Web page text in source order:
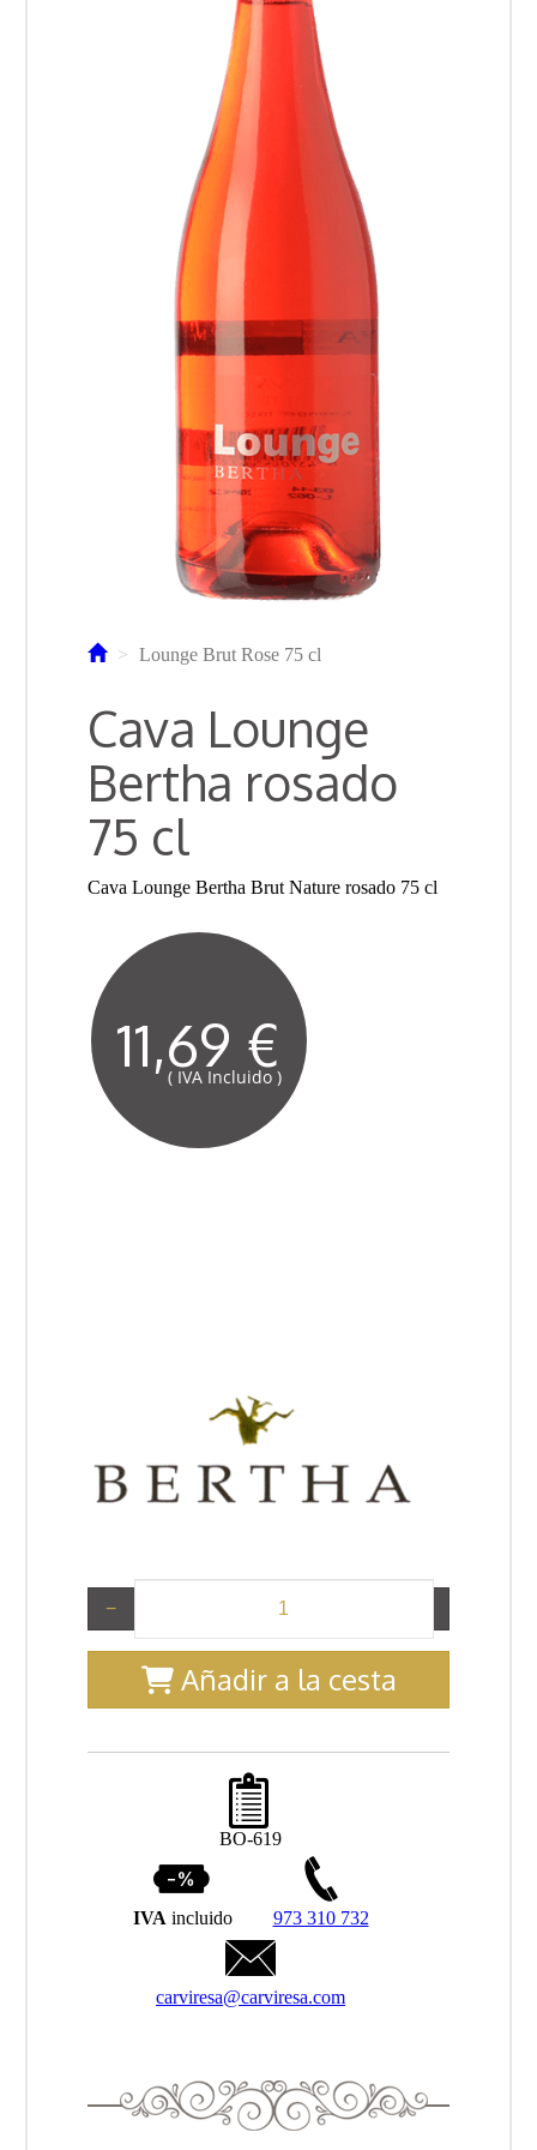
Lounge Brut Rose 75 cl
Cava Lounge
Bertha rosado
75 cl
Cava Lounge Bertha Brut Nature rosado 75 cl
11,69 €
( IVA Incluido )
−
Añadir a la cesta
BO-619
IVA incluido 973 310 732
carviresa@carviresa.com